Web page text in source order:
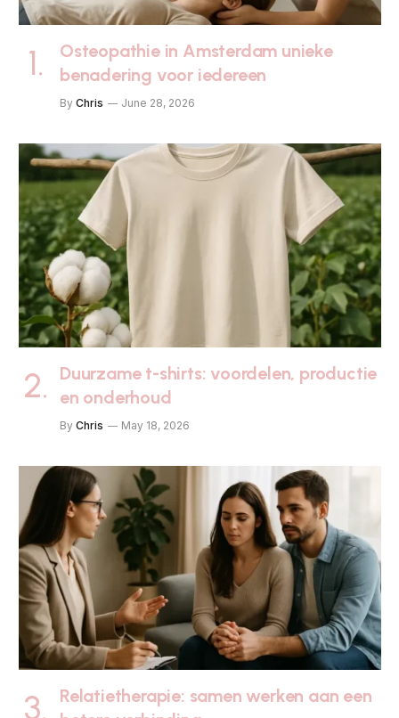
Osteopathie in Amsterdam unieke
benadering voor iedereen
By Chris June 28, 2026
Duurzame t-shirts: voordelen, productie
en onderhoud
By Chris May 18, 2026
Relatietherapie: samen werken aan een